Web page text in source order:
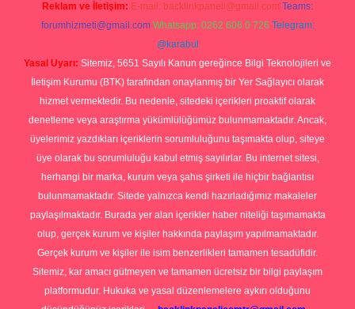
Reklam ve İletişim: E-mail: backlinkpaneli@gmail.com Teams:
forumhizmeti@gmail.com Whatsapp: 0262 606 0 726 Telegram:
@karabul
Yasal Uyarı: Sitemiz, 5651 Sayılı Kanun gereğince Bilgi Teknolojileri ve
İletişim Kurumu (BTK) tarafından onaylanmış bir Yer Sağlayıcı olarak
hizmet vermektedir. Bu nedenle, sitedeki içerikleri proaktif olarak
denetleme veya araştırma yükümlülüğümüz bulunmamaktadır. Ancak,
üyelerimiz yazdıkları içeriklerin sorumluluğunu taşımakta olup, siteye
üye olarak bu sorumluluğu kabul etmiş sayılırlar. Bu internet sitesi,
herhangi bir marka, kurum veya şahıs şirketi ile hiçbir bağlantısı
bulunmamaktadır. Sitede yalnızca kendi hazırladığımız makaleler
paylaşılmaktadır. Burada yer alan içerikler haber niteliği taşımamakta
olup, gerçek kurum ve kişiler hakkında paylaşım yapılmamaktadır.
Gerçek kurum ve kişiler ile isim benzerlikleri tamamen tesadüfidir.
Sitemiz, kar amacı gütmeyen ve tamamen ücretsiz bir bilgi paylaşım
platformudur. Hukuka ve yasal düzenlemelere aykırı olduğunu